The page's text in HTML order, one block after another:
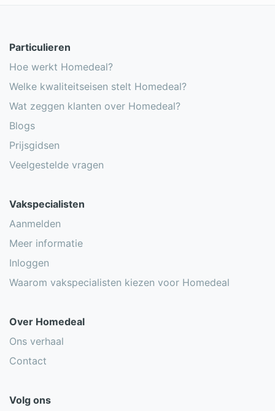
Steenwol isolatie
PUR isolatie
Onderzoek: invloed energielabel op
woningwaarde
Isolatiematerialen vergelijken
Particulieren
Hoe werkt Homedeal?
Welke kwaliteitseisen stelt Homedeal?
Wat zeggen klanten over Homedeal?
Blogs
Prijsgidsen
Veelgestelde vragen
Vakspecialisten
Aanmelden
Meer informatie
Inloggen
Waarom vakspecialisten kiezen voor Homedeal
Over Homedeal
Ons verhaal
Contact
Volg ons